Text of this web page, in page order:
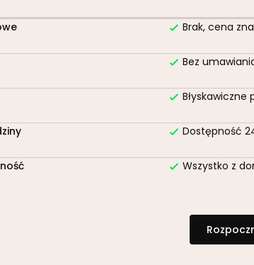
Brak, cena
Bez
Błyskawiczne
Dostępność
Wszystko z